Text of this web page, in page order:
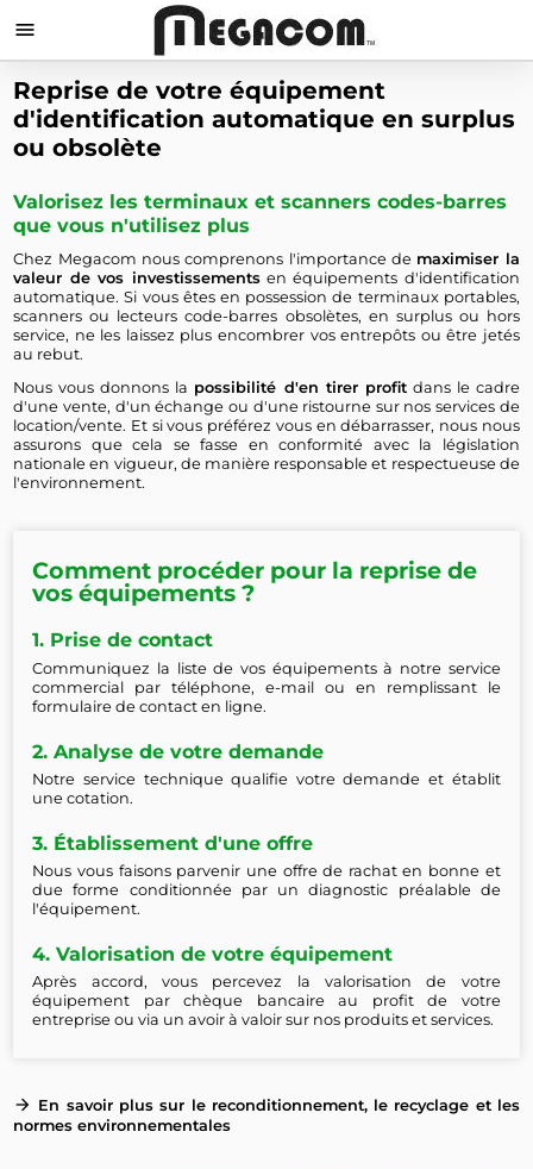

Reprise de votre équipement
d'identification automatique en surplus
ou obsolète
Valorisez les terminaux et scanners codes-barres
que vous n'utilisez plus
Chez Megacom nous comprenons l'importance de maximiser la
valeur de vos investissementsen équipements d'identification
automatique. Si vous êtes en possession de terminaux portables,
scanners ou lecteurs code-barres obsolètes, en surplus ou hors
service, ne les laissez plus encombrer vos entrepôts ou être jetés
au rebut.
Nous vous donnons la possibilité d'en tirer profitdans le cadre
d'une vente, d'un échange ou d'une ristourne sur nos services de
location/vente. Et si vous préférez vous en débarrasser, nous nous
assurons que cela se fasse en conformité avec la législation
nationale en vigueur, de manière responsable et respectueuse de
l'environnement.
Comment procéder pour la reprise de
vos équipements ?
1. Prise de contact
Communiquez la liste de vos équipements à notre service
commercial par téléphone, e-mail ou en remplissant le
formulaire de contact en ligne.
2. Analyse de votre demande
Notre service technique qualifie votre demande et établit
une cotation.
3. Établissement d'une offre
Nous vous faisons parvenir une offre de rachat en bonne et
due forme conditionnée par un diagnostic préalable de
l'équipement.
4. Valorisation de votre équipement
Après accord, vous percevez la valorisation de votre
équipement par chèque bancaire au profit de votre
entreprise ou via un avoir à valoir sur nos produits et services.
arrow_forward En savoir plus sur le reconditionnement, le recyclage et les
normes environnementales